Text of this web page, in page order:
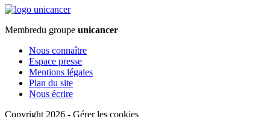
Membredu groupe unicancer
Nous connaître
Espace presse
Mentions légales
Plan du site
Nous écrire
Copyright 2026 - Gérer les cookies